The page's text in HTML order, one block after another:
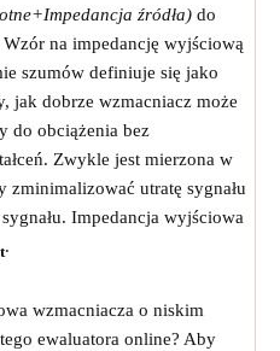
źródła) do
na impedancję wyjściową
szumów definiuje się jako
jak dobrze wzmacniacz może
do obciążenia bez
Zwykle jest mierzona w
zminimalizować utratę sygnału
Impedancja wyjściowa
.
wzmacniacza o niskim
ewaluatora online? Aby